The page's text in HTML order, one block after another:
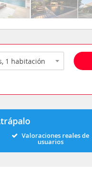
Valoraciones reales de
usuarios